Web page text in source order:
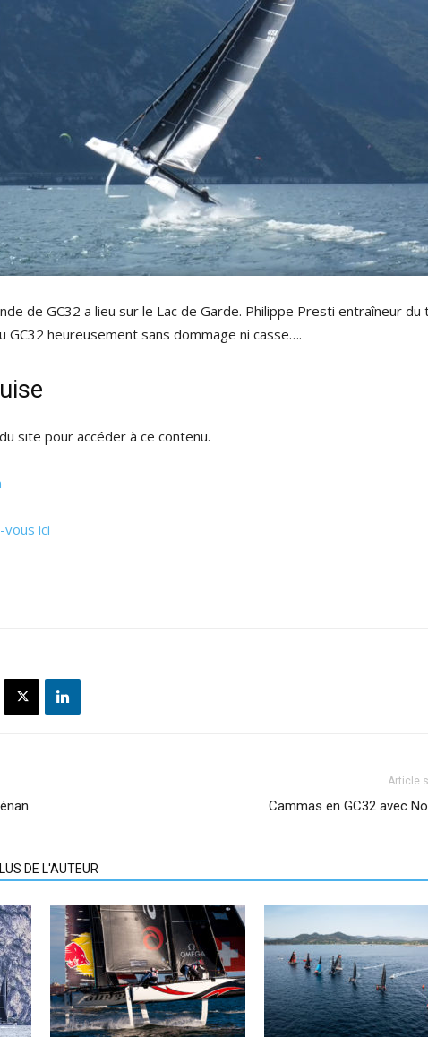
de GC32 a lieu sur le Lac de Garde. Philippe Presti entraîneur du
GC32 heureusement sans dommage ni casse….
site pour accéder à ce contenu.
vous ici
Article
Cammas en GC32 avec
DE L'AUTEUR